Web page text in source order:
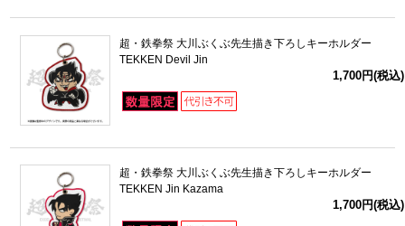
超・鉄拳祭 大川ぶくぶ先生描き下ろしキーホルダー
TEKKEN Devil Jin
1,700円(税込)
超・鉄拳祭 大川ぶくぶ先生描き下ろしキーホルダー
TEKKEN Jin Kazama
1,700円(税込)